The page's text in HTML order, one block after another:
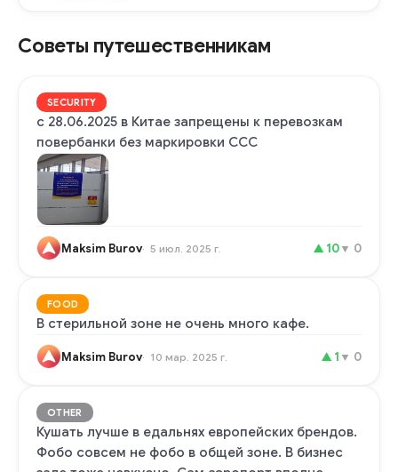
Советы путешественникам
SECURITY
с 28.06.2025 в Китае запрещены к перевозкам
повербанки без маркировки ССС
Maksim Burov 5 июл. 2025 г. ▲ 10▼ 0
FOOD
В стерильной зоне не очень много кафе.
Maksim Burov 10 мар. 2025 г. ▲ 1 ▼ 0
OTHER
Кушать лучше в едальнях европейских брендов.
Фобо совсем не фобо в общей зоне. В бизнес